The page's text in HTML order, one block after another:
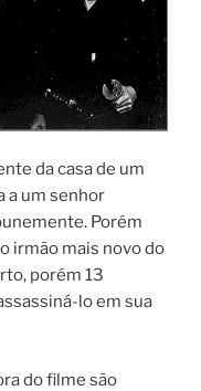
da casa de um
a um senhor
Porém
irmão mais novo do
porém 13
lo em sua
do filme são